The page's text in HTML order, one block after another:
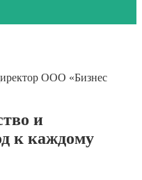
ООО «Бизнес
и
к каждому